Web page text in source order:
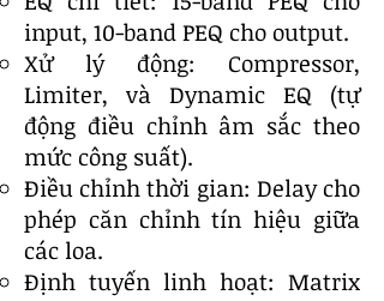
input, 10-band PEQ cho output.
Xử lý động: Compressor,
Limiter, và Dynamic EQ (tự
động điều chỉnh âm sắc theo
mức công suất).
Điều chỉnh thời gian: Delay cho
phép căn chỉnh tín hiệu giữa
các loa.
Định tuyến linh hoạt: Matrix